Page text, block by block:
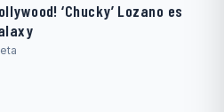
‘Chucky’ Lozano es